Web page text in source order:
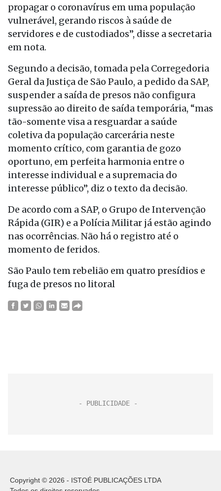
propagar o coronavírus em uma população
vulnerável, gerando riscos à saúde de
servidores e de custodiados”, disse a secretaria
em nota.
Segundo a decisão, tomada pela Corregedoria
Geral da Justiça de São Paulo, a pedido da SAP,
suspender a saída de presos não configura
supressão ao direito de saída temporária, “mas
tão-somente visa a resguardar a saúde
coletiva da população carcerária neste
momento crítico, com garantia de gozo
oportuno, em perfeita harmonia entre o
interesse individual e a supremacia do
interesse público”, diz o texto da decisão.
De acordo com a SAP, o Grupo de Intervenção
Rápida (GIR) e a Polícia Militar já estão agindo
nas ocorrências. Não há o registro até o
momento de feridos.
São Paulo tem rebelião em quatro presídios e
fuga de presos no litoral
Copyright © 2026 - ISTOÉ PUBLICAÇÕES LTDA